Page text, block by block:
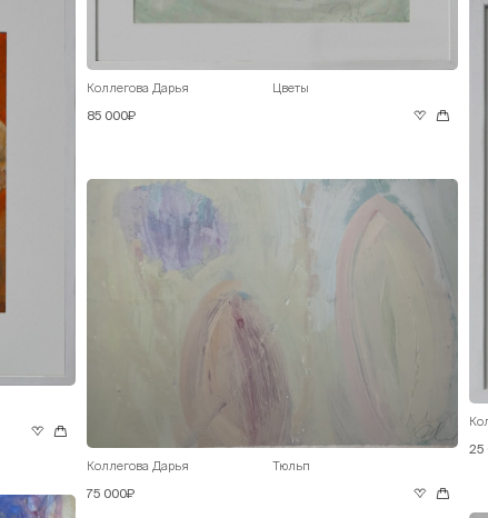
Коллегова Дарья Цветы
85 000₽
25
Коллегова Дарья
Тюльп
75 000₽